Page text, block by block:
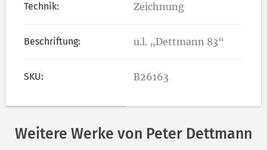
Technik: Zeichnung
Beschriftung: u.l. „Dettmann 83“
SKU: B26163
Weitere Werke von Peter Dettmann